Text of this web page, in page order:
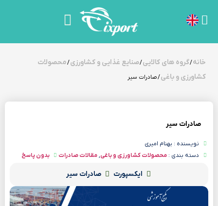
خانه/گروه های کالایی/صنایع غذایی و کشاورزی/محصولات
کشاورزی و باغی/ صادرات سیر
صادرات سیر
نویسنده : بهنام امیری
دسته بندی : محصولات کشاورزی و باغی,مقالات صادرات بدون پاسخ
ایکسپورت صادرات سیر